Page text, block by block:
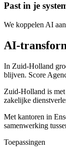
Past in je
We koppelen AI
AI-
In Zuid-Holland
blijven. Score
Zuid-Holland is met
zakelijke
Met kantoren in
samenwerking
Toepassingen